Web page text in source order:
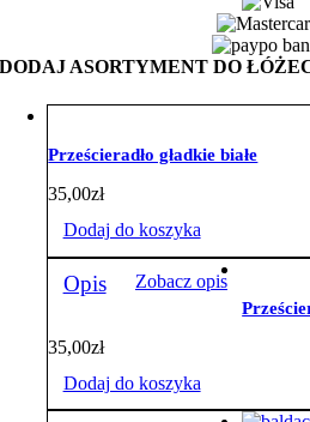
DODAJ ASORTYMENT DO
Prześcieradło gładkie białe
35,00zł
Dodaj do koszyka
Opis Zobacz opis
35,00zł
Dodaj do koszyka